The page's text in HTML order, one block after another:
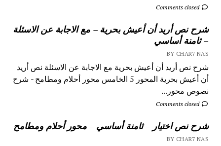
Comments closed
شرح نص أريد أن أعيش بحرية – مع الاجابة عن الاسئلة
– ثامنة أساسي
BY CHAR7 NAS
شرح نص أريد أن أعيش بحرية مع الاجابة عن الاسئلة نص أريد
أن أعيش بحرية المحور 5 الخامس محور أحلام ومطامح - شرح
نصوص محور...
Comments closed
شرح نص اختيار – ثامنة أساسي – محور أحلام ومطامح
BY CHAR7 NAS